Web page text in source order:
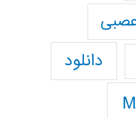
عصبی
دانلود